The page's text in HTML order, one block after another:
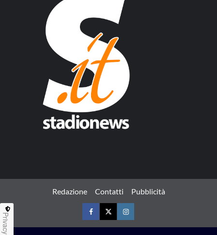
Redazione Contatti Pubblicità
FacebookTwitterInstagram
Privacy